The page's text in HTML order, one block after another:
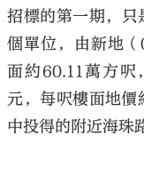
招標的第一期，
個單位，由新地
面約60.11萬方呎
元，每呎樓面地
中投得的附近海珠